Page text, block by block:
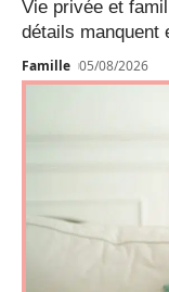
Vie privée et
détails manquent
Famille 05/08/2026